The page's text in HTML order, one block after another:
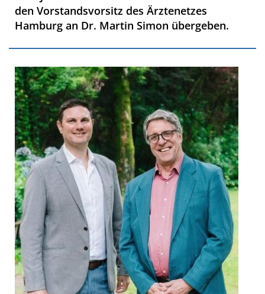
den Vorstandsvorsitz des Ärztenetzes
Hamburg an Dr. Martin Simon übergeben.